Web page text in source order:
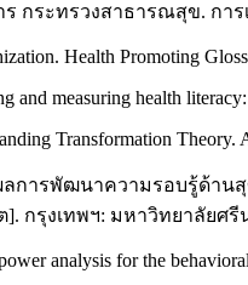
กระทรวงสาธารณสุข. กา
Health Promoting
and measuring health
Transformation
ลการพัฒนาความรอบรู้ด้า
กรุงเทพฯ: มหาวิทยาลัยศรี
analysis for the